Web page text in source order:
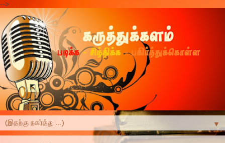
-->
▼